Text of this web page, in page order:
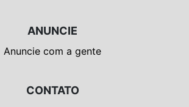
ANUNCIE
Anuncie com a gente
CONTATO